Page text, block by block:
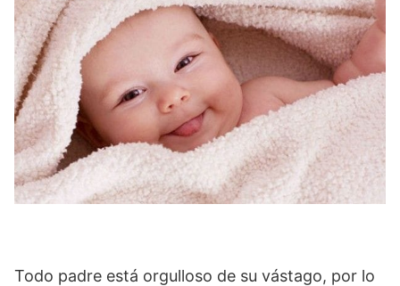
Todo padre está orgulloso de su vástago, por lo